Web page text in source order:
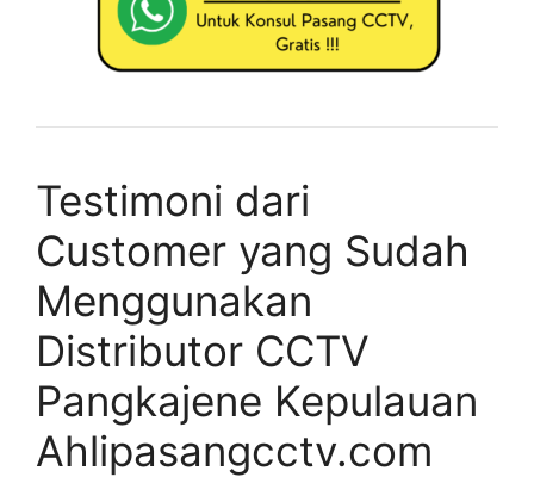
Testimoni dari
Customer yang Sudah
Menggunakan
Distributor CCTV
Pangkajene Kepulauan
Ahlipasangcctv.com